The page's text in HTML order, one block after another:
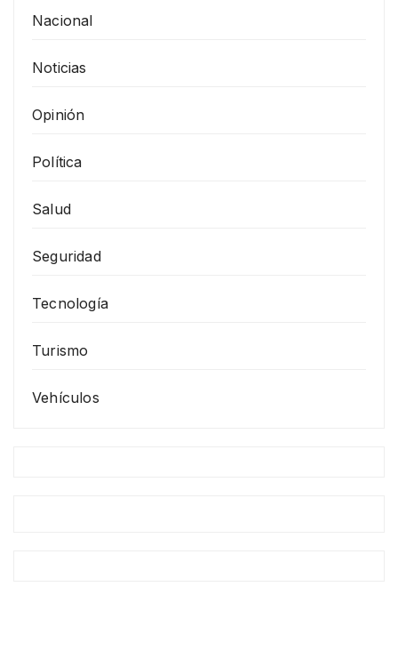
Nacional
Noticias
Opinión
Política
Salud
Seguridad
Tecnología
Turismo
Vehículos